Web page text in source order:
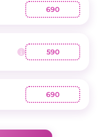
690
590
690